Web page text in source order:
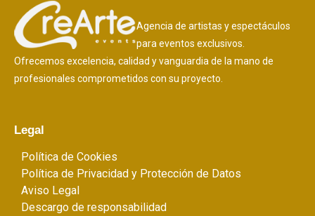
Agencia de artistas y espectáculos
para eventos exclusivos.
Ofrecemos excelencia, calidad y vanguardia de la mano de
profesionales comprometidos con su proyecto.
Legal
Política de Cookies
Política de Privacidad y Protección de Datos
Aviso Legal
Descargo de responsabilidad